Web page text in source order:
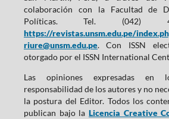
colaboración con la Facultad de
Políticas. Tel. (042)
https://revistas.unsm.edu.pe/
riure@unsm.edu.pe. Con ISSN
otorgado por el ISSN International
Las opiniones expresadas en
responsabilidad de los autores y no
la postura del Editor. Todos los
publican bajo la Licencia Creative